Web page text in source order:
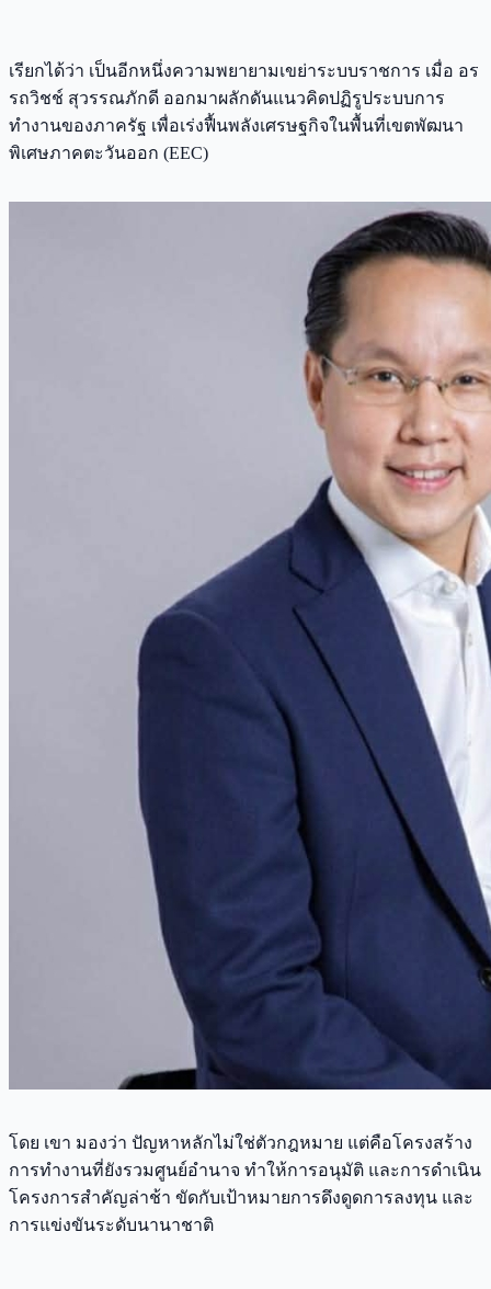
เรียกได้ว่า เป็นอีกหนึ่งความพยายามเขย่าระบบราชการ เมื่อ อร
รถวิชช์ สุวรรณภักดี ออกมาผลักดันแนวคิดปฏิรูประบบการ
ทำงานของภาครัฐ เพื่อเร่งฟื้นพลังเศรษฐกิจในพื้นที่เขตพัฒนา
พิเศษภาคตะวันออก (EEC)
โดย เขา มองว่า ปัญหาหลักไม่ใช่ตัวกฎหมาย แต่คือโครงสร้าง
การทำงานที่ยังรวมศูนย์อำนาจ ทำให้การอนุมัติ และการดำเนิน
โครงการสำคัญล่าช้า ขัดกับเป้าหมายการดึงดูดการลงทุน และ
การแข่งขันระดับนานาชาติ